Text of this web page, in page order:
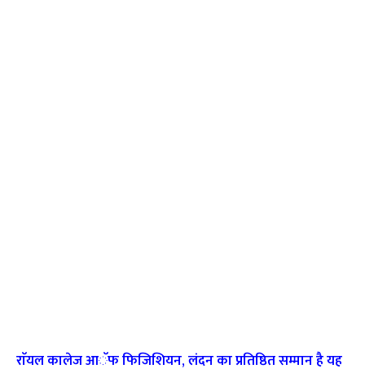
राॅयल कालेज आॅफ फिजिशियन, लंदन का प्रतिष्ठित सम्मान है यह